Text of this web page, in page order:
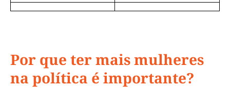
Por que ter mais mulheres
na política é importante?